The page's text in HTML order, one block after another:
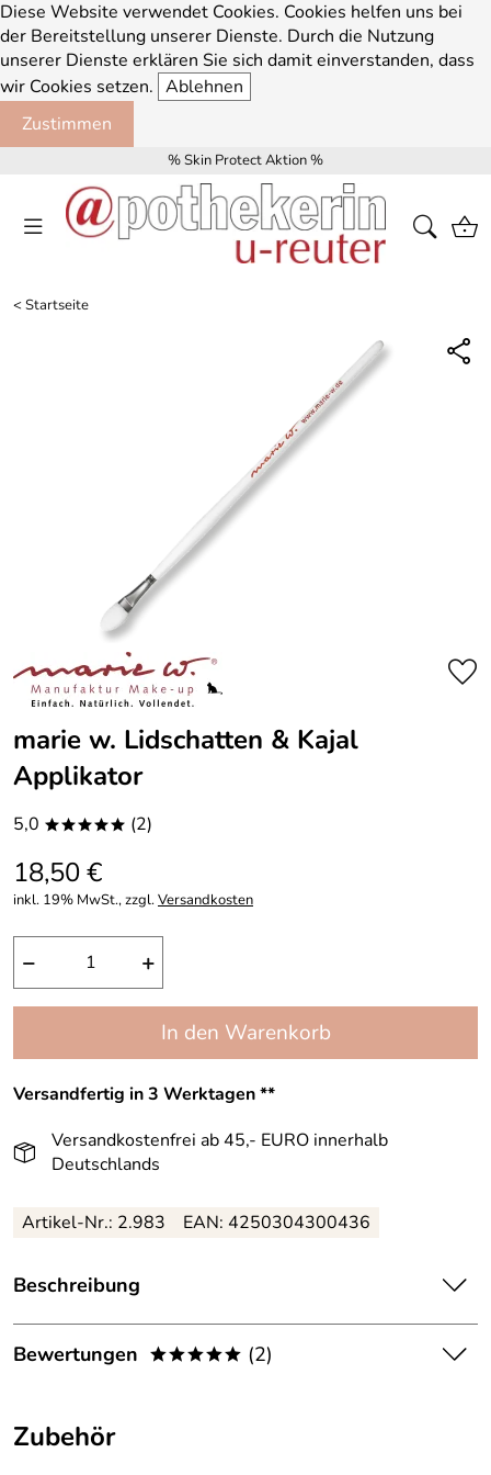
Diese Website verwendet Cookies. Cookies helfen uns bei
der Bereitstellung unserer Dienste. Durch die Nutzung
unserer Dienste erklären Sie sich damit einverstanden, dass
wir Cookies setzen. Ablehnen
Zustimmen
% Skin Protect Aktion %
<Startseite
marie w. Lidschatten & Kajal
Applikator
5,0 ***** (2)
18,50 €
inkl. 19% MwSt., zzgl.Versandkosten
− +
In den Warenkorb
Versandfertig in 3 Werktagen **
Versandkostenfrei ab 45,- EURO innerhalb
Deutschlands
Artikel-Nr.: 2.983 EAN: 4250304300436
Beschreibung
Bewertungen ***** (2)
Zubehör